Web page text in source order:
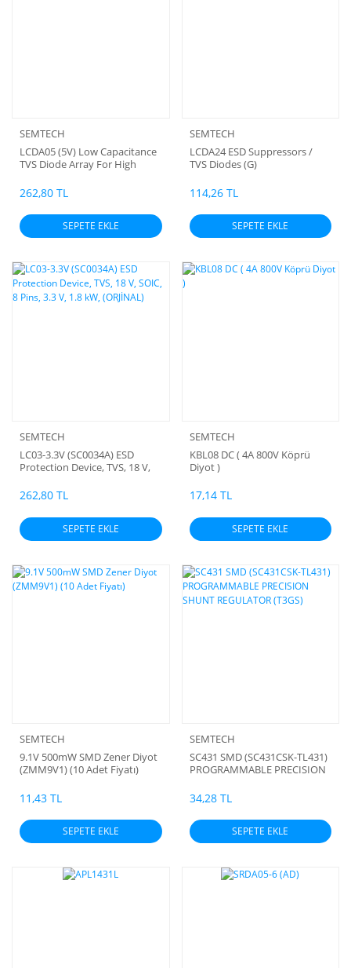
SEMTECH
LCDA05 (5V) Low Capacitance
TVS Diode Array For High
262,80 TL
SEPETE EKLE
SEMTECH
LCDA24 ESD Suppressors /
TVS Diodes (G)
114,26 TL
SEPETE EKLE
SEMTECH
LC03-3.3V (SC0034A) ESD
Protection Device, TVS, 18 V,
(ORJİNAL)
262,80 TL
SEPETE EKLE
SEMTECH
KBL08 DC ( 4A 800V Köprü
Diyot )
17,14 TL
SEPETE EKLE
SEMTECH
9.1V 500mW SMD Zener Diyot
(ZMM9V1) (10 Adet Fiyatı)
11,43 TL
SEPETE EKLE
SEMTECH
SC431 SMD (SC431CSK-TL431)
PROGRAMMABLE PRECISION
34,28 TL
SEPETE EKLE